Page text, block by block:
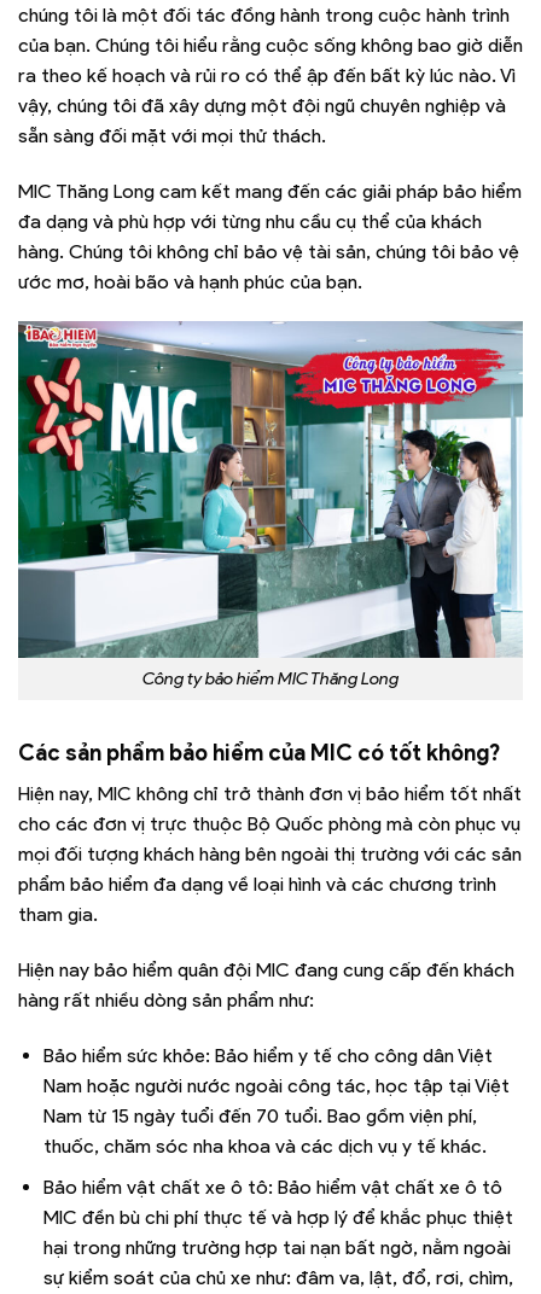
chúng tôi là một đối tác đồng hành trong cuộc hành trình
của bạn. Chúng tôi hiểu rằng cuộc sống không bao giờ diễn
ra theo kế hoạch và rủi ro có thể ập đến bất kỳ lúc nào. Vì
vậy, chúng tôi đã xây dựng một đội ngũ chuyên nghiệp và
sẵn sàng đối mặt với mọi thử thách.
MIC Thăng Long cam kết mang đến các giải pháp bảo hiểm
đa dạng và phù hợp với từng nhu cầu cụ thể của khách
hàng. Chúng tôi không chỉ bảo vệ tài sản, chúng tôi bảo vệ
ước mơ, hoài bão và hạnh phúc của bạn.
Công ty bảo hiểm MIC Thăng Long
Các sản phẩm bảo hiểm của MIC có tốt không?
Hiện nay, MIC không chỉ trở thành đơn vị bảo hiểm tốt nhất
cho các đơn vị trực thuộc Bộ Quốc phòng mà còn phục vụ
mọi đối tượng khách hàng bên ngoài thị trường với các sản
phẩm bảo hiểm đa dạng về loại hình và các chương trình
tham gia.
Hiện nay bảo hiểm quân đội MIC đang cung cấp đến khách
hàng rất nhiều dòng sản phẩm như:
Bảo hiểm sức khỏe: Bảo hiểm y tế cho công dân Việt
Nam hoặc người nước ngoài công tác, học tập tại Việt
Nam từ 15 ngày tuổi đến 70 tuổi. Bao gồm viện phí,
thuốc, chăm sóc nha khoa và các dịch vụ y tế khác.
Bảo hiểm vật chất xe ô tô: Bảo hiểm vật chất xe ô tô
MIC đền bù chi phí thực tế và hợp lý để khắc phục thiệt
hại trong những trường hợp tai nạn bất ngờ, nằm ngoài
sự kiểm soát của chủ xe như: đâm va, lật, đổ, rơi, chìm,